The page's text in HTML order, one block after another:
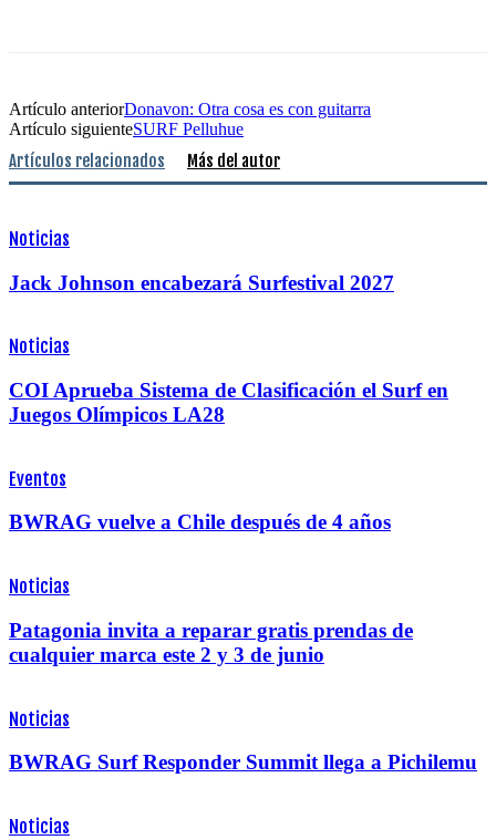
Artículo anteriorDonavon: Otra cosa es con guitarra
Artículo siguienteSURF Pelluhue
Artículos relacionados Más del autor
Noticias
Jack Johnson encabezará Surfestival 2027
Noticias
COI Aprueba Sistema de Clasificación el Surf en
Juegos Olímpicos LA28
Eventos
BWRAG vuelve a Chile después de 4 años
Noticias
Patagonia invita a reparar gratis prendas de
cualquier marca este 2 y 3 de junio
Noticias
BWRAG Surf Responder Summit llega a Pichilemu
Noticias